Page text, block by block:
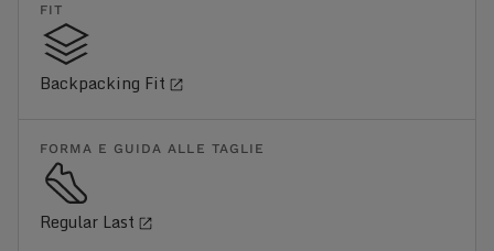
FIT
Backpacking Fit
FORMA E GUIDA ALLE TAGLIE
Regular Last